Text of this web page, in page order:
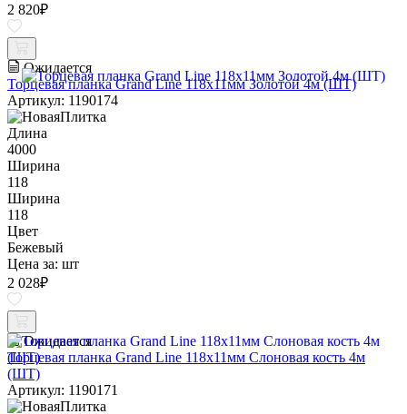
2 820₽
Ожидается
Торцевая планка Grand Line 118х11мм Золотой 4м (ШТ)
Артикул: 1190174
Длина
4000
Ширина
118
Ширина
118
Цвет
Бежевый
Цена за: шт
2 028₽
Ожидается
Торцевая планка Grand Line 118х11мм Слоновая кость 4м
(ШТ)
Артикул: 1190171